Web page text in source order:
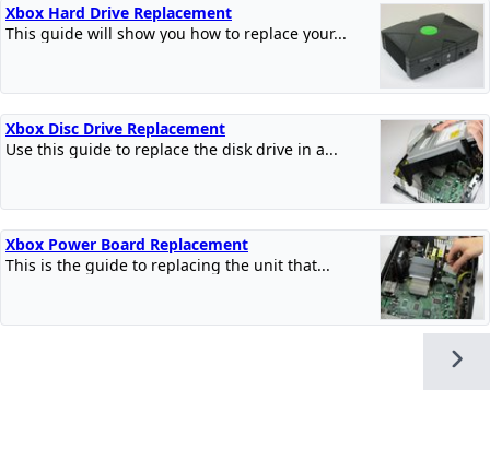
Xbox Hard Drive Replacement
This guide will show you how to replace your...
Xbox Disc Drive Replacement
Use this guide to replace the disk drive in a...
Xbox Power Board Replacement
This is the guide to replacing the unit that...